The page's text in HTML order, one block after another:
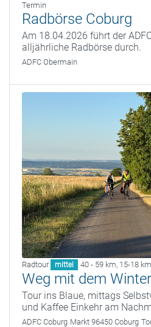
Termin
Radbörse Coburg
Am 18.04.2026 führt der
alljährliche Radbörse durch.
ADFC Obermain
Radtour mittel 40 - 59 km, 15-18
Weg mit dem
Tour ins Blaue, mittags
und Kaffee Einkehr am
ADFC Coburg Markt 96450 Coburg